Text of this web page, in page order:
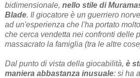
bidimensionale, nello stile di
Blade. Il giocatore è un guerriero
ad un'esperienza che l'ha portato
che cerca vendetta nei confronti delle
massacrato la famiglia (tra le altre
Dal punto di vista della giocabilità, è
maniera abbastanza inusuale: si ha